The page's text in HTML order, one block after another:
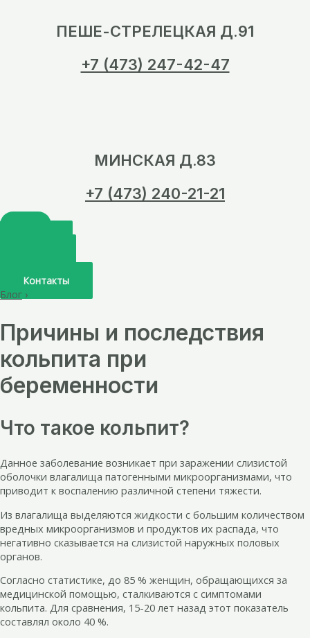
ПЕШЕ-СТРЕЛЕЦКАЯ Д.91
+7 (473) 247-42-47
МИНСКАЯ Д.83
+7 (473) 240-21-21
Контакты
Блог ›
Причины и последствия
кольпита при
беременности
Что такое кольпит?
Данное заболевание возникает при заражении слизистой
оболочки влагалища патогенными микроорганизмами, что
приводит к воспалению различной степени тяжести.
Из влагалища выделяются жидкости с большим количеством
вредных микроорганизмов и продуктов их распада, что
негативно сказывается на слизистой наружных половых
органов.
Согласно статистике, до 85 % женщин, обращающихся за
медицинской помощью, сталкиваются с симптомами
кольпита. Для сравнения, 15-20 лет назад этот показатель
составлял около 40 %.